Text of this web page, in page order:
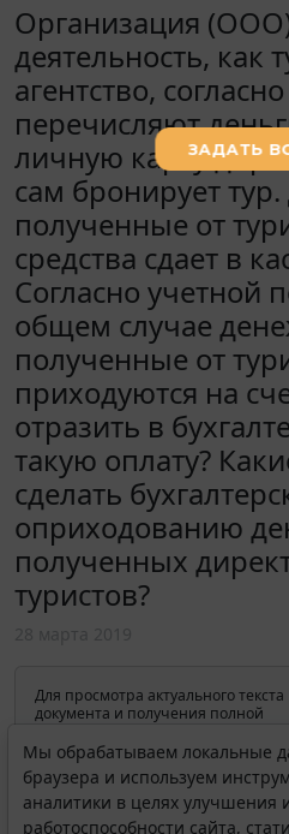
Организация
деятельность, как
агентство,
перечисляют
личную карту
сам бронирует
полученные от
средства сдает в
Согласно учетной
общем случае
полученные от
приходуются на
отразить в
такую оплату?
сделать
оприходованию
полученных
туристов?
Для просмотра актуального текста
документа и получения полной
изменениях и порядке
документа, воспользуйтесь
Интернет-версии системы ГАРАНТ:
Мы обрабатываем локальные
браузера и используем
аналитики в целях улучшения
работоспособности сайта,